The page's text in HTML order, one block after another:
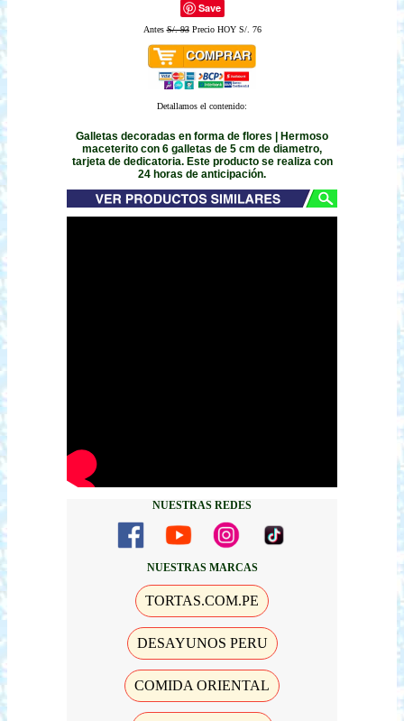
Save
AntesS/. 93Precio HOY S/. 76
Detallamos el contenido:
Galletas decoradas en forma de flores | Hermoso
maceterito con 6 galletas de 5 cm de diametro,
tarjeta de dedicatoria. Este producto se realiza con
24 horas de anticipación.
NUESTRAS REDES
NUESTRAS MARCAS
TORTAS.COM.PE
DESAYUNOS PERU
COMIDA ORIENTAL